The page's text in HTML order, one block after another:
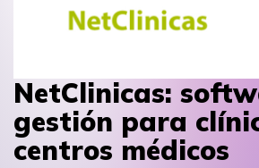
NetClinicas:
gestión para
centros médicos